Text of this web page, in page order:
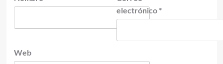
electrónico *
Web